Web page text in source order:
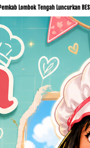
BESTI, Libatkan Ribuan